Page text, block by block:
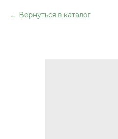
Вернуться в каталог